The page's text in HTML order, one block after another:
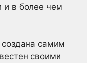
и в более чем
создана самим
своими